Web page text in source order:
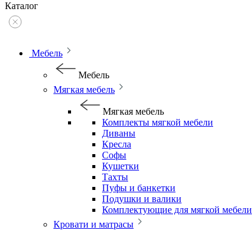
Каталог
Мебель
Мебель
Мягкая мебель
Мягкая мебель
Комплекты мягкой мебели
Диваны
Кресла
Софы
Кушетки
Тахты
Пуфы и банкетки
Подушки и валики
Комплектующие для мягкой мебели
Кровати и матрасы